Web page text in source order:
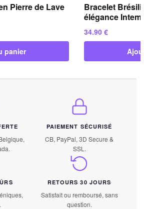
Pierre de Lave
panier
Bracelet
élégance
34.90 €
PAIEMENT SÉCURISÉ
CB, PayPal, 3D Secure &
SSL.
RETOURS 30 JOURS
Satisfait ou remboursé, sans
question.